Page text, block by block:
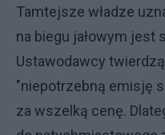
Tamtejsze władze
na biegu jałowym jest
Ustawodawcy
"niepotrzebną emisję
za wszelką cenę.